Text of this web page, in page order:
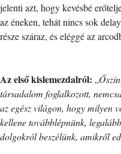
jelenti azt, hogy kevésbé
az éneken, tehát nincs sok
része száraz, és eléggé az
Az első kislemezdalról: „
társadalom foglalkozott,
az egész világon, hogy milyen
kellene továbblépnünk,
dolgokról beszélünk, amikről